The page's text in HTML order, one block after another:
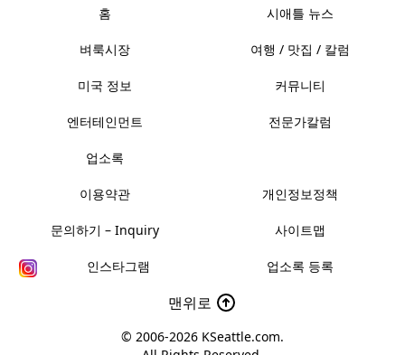
홈 시애틀 뉴스
벼룩시장 여행 / 맛집 / 칼럼
미국 정보 커뮤니티
엔터테인먼트 전문가칼럼
업소록
이용약관 개인정보정책
문의하기 – Inquiry 사이트맵
인스타그램 업소록 등록
맨위로
© 2006-2026 KSeattle.com.